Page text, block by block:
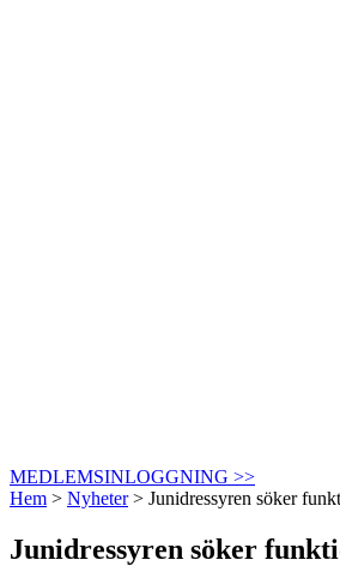
MEDLEMSINLOGGNING >>
Hem > Nyheter> Junidressyren söker
Junidressyren söker